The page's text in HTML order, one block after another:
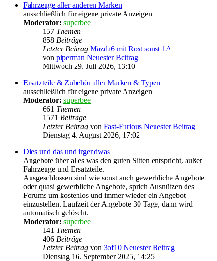
Fahrzeuge aller anderen Marken
ausschließlich für eigene private Anzeigen
Moderator: superbee
157 Themen
858 Beiträge
Letzter Beitrag Mazda6 mit Rost sonst 1A
von piperman Neuester Beitrag
Mittwoch 29. Juli 2026, 13:10
Ersatzteile & Zubehör aller Marken & Typen
ausschließlich für eigene private Anzeigen
Moderator: superbee
661 Themen
1571 Beiträge
Letzter Beitrag von Fast-Furious Neuester Beitrag
Dienstag 4. August 2026, 17:02
Dies und das und irgendwas
Angebote über alles was den guten Sitten entspricht, außer
Fahrzeuge und Ersatzteile.
Ausgeschlossen sind wie sonst auch gewerbliche Angebote
oder quasi gewerbliche Angebote, sprich Ausnützen des
Forums um kostenlos und immer wieder ein Angebot
einzustellen. Laufzeit der Angebote 30 Tage, dann wird
automatisch gelöscht.
Moderator: superbee
141 Themen
406 Beiträge
Letzter Beitrag von 3of10 Neuester Beitrag
Dienstag 16. September 2025, 14:25